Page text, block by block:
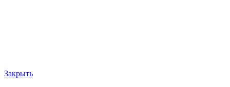
Закрыть